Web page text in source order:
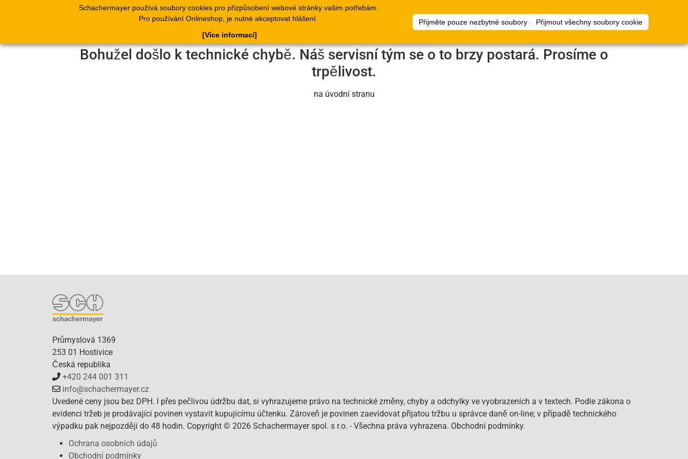
Schachermayer používá soubory cookies pro přizpůsobení webové stránky vašim potřebám.
Pro používání Onlineshop, je nutné akceptovat hlášení.
Přijměte pouze nezbytné soubory cookiePřijmout všechny soubory cookie
[Více informací]
Produkty Katalogy Doklady
Webové
stránky
Seznamy
Dokumenty
Plánovač
podlah
přihlásit
Bohužel došlo k technické chybě. Náš servisní tým se o to brzy postará. Prosíme o
trpělivost.
na úvodní stranu
Průmyslová 1369
253 01 Hostivice
Česká republika
+420 244 001 311
info@schachermayer.cz
Uvedené ceny jsou bez DPH. I přes pečlivou údržbu dat, si vyhrazujeme právo na technické změny, chyby a odchylky ve vyobrazeních a v textech. Podle zákona o
evidenci tržeb je prodávající povinen vystavit kupujícímu účtenku. Zároveň je povinen zaevidovat přijatou tržbu u správce daně on-line; v případě technického
výpadku pak nejpozději do 48 hodin. Copyright © 2026 Schachermayer spol. s r.o. - Všechna práva vyhrazena. Obchodní podmínky.
Ochrana osobních údajů
Obchodní podmínky